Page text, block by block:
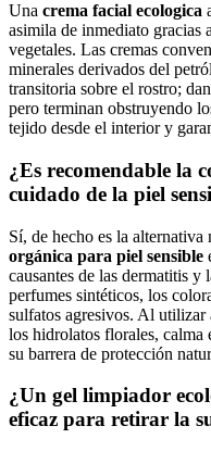
Una crema facial ecologica
asimila de inmediato gracias
vegetales. Las cremas
minerales derivados del
transitoria sobre el rostro;
pero terminan obstruyendo
tejido desde el interior y
¿Es recomendable la
cuidado de la piel
Sí, de hecho es la alternativa
orgánica para piel sensible
causantes de las dermatitis y
perfumes sintéticos, los
sulfatos agresivos. Al
los hidrolatos florales, calma
su barrera de protección
¿Un gel limpiador
eficaz para retirar la